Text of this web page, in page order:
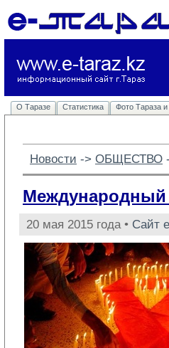
О Таразе Статистика Фото Тараза и
Новости -> ОБЩЕСТВО
20 мая 2015 года • Сайт